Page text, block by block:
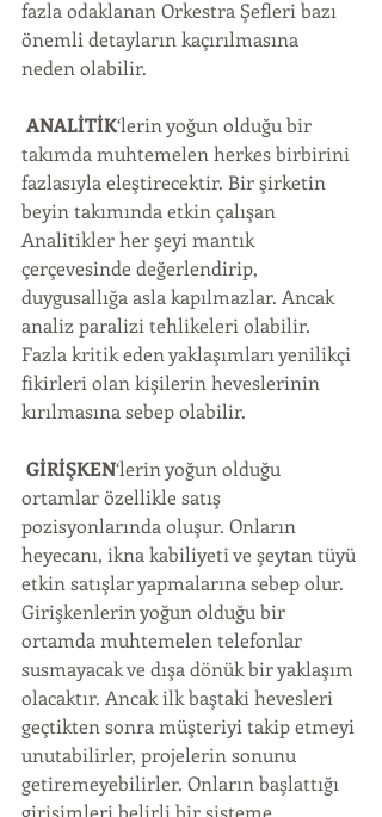
fazla odaklanan Orkestra Şefleri bazı
önemli detayların kaçırılmasına
neden olabilir.
ANALİTİK‘lerin yoğun olduğu bir
takımda muhtemelen herkes birbirini
fazlasıyla eleştirecektir. Bir şirketin
beyin takımında etkin çalışan
Analitikler her şeyi mantık
çerçevesinde değerlendirip,
duygusallığa asla kapılmazlar. Ancak
analiz paralizi tehlikeleri olabilir.
Fazla kritik eden yaklaşımları yenilikçi
fikirleri olan kişilerin heveslerinin
kırılmasına sebep olabilir.
GİRİŞKEN‘lerin yoğun olduğu
ortamlar özellikle satış
pozisyonlarında oluşur. Onların
heyecanı, ikna kabiliyeti ve şeytan tüyü
etkin satışlar yapmalarına sebep olur.
Girişkenlerin yoğun olduğu bir
ortamda muhtemelen telefonlar
susmayacak ve dışa dönük bir yaklaşım
olacaktır. Ancak ilk baştaki hevesleri
geçtikten sonra müşteriyi takip etmeyi
unutabilirler, projelerin sonunu
getiremeyebilirler. Onların başlattığı
girişimleri belirli bir sisteme